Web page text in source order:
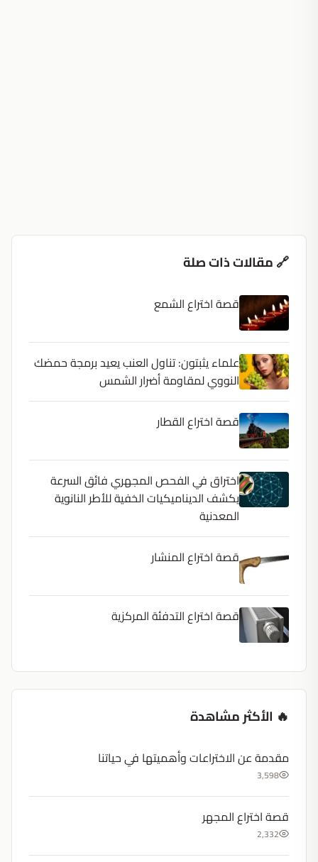
🔗 مقالات ذات صلة
قصة اختراع الشمع
علماء يثبتون: تناول العنب يعيد برمجة حمضك
النووي لمقاومة أضرار الشمس
قصة اختراع القطار
اختراق في الفحص المجهري فائق السرعة
يكشف الديناميكيات الخفية للأطر النانوية
المعدنية
قصة اختراع المنشار
قصة اختراع التدفئة المركزية
🔥 الأكثر مشاهدة
مقدمة عن الاختراعات وأهميتها في حياتنا
3,598
قصة اختراع المجهر
2,332